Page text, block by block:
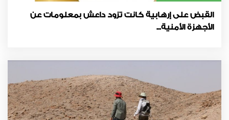
القبض على إرهابية كانت تزود داعش بمعلومات عن
الأجهزة الأمنية...